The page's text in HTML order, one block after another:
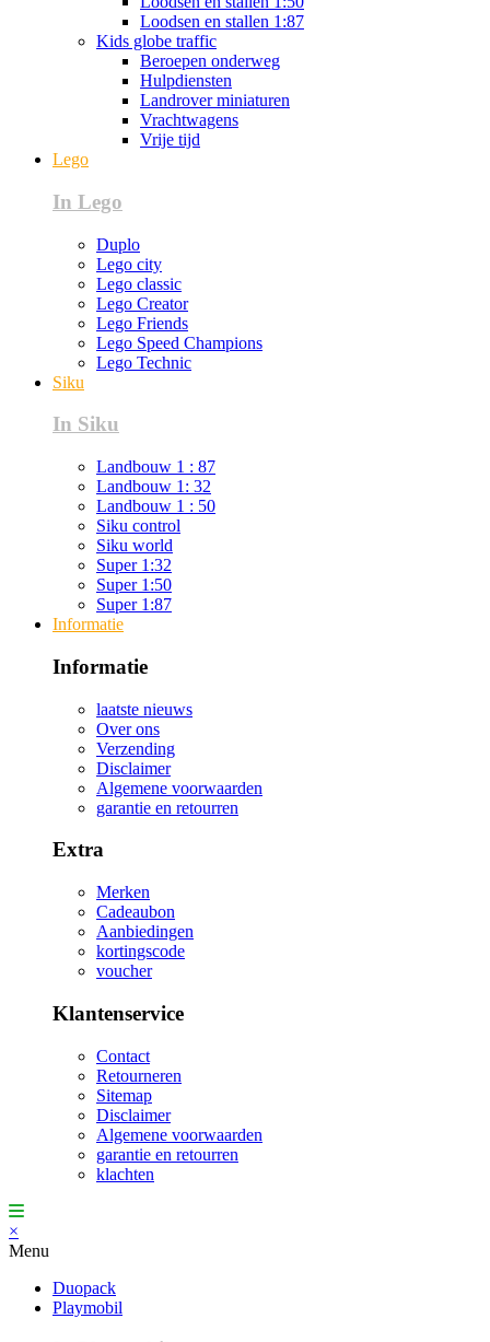
Loodsen en stallen 1:87
Kids globe traffic
Beroepen onderweg
Hulpdiensten
Landrover miniaturen
Vrachtwagens
Vrije tijd
Lego
In Lego
Duplo
Lego city
Lego classic
Lego Creator
Lego Friends
Lego Speed Champions
Lego Technic
Siku
In Siku
Landbouw 1 : 87
Landbouw 1: 32
Landbouw 1 : 50
Siku control
Siku world
Super 1:32
Super 1:50
Super 1:87
Informatie
Informatie
laatste nieuws
Over ons
Verzending
Disclaimer
Algemene voorwaarden
garantie en retourren
Extra
Merken
Cadeaubon
Aanbiedingen
kortingscode
voucher
Klantenservice
Contact
Retourneren
Sitemap
Disclaimer
Algemene voorwaarden
garantie en retourren
klachten
×
Menu
Duopack
Playmobil